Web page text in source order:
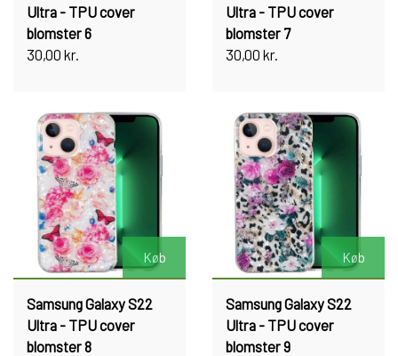
Ultra - TPU cover
blomster 6
30,00 kr.
Ultra - TPU cover
blomster 7
30,00 kr.
Køb
Samsung Galaxy S22
Ultra - TPU cover
blomster 8
Køb
Samsung Galaxy S22
Ultra - TPU cover
blomster 9